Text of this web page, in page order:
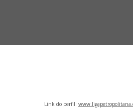
Link do perfil: